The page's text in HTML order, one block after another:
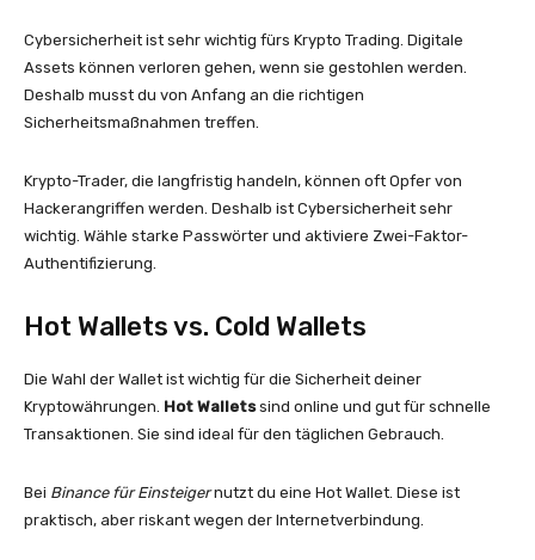
Cybersicherheit ist sehr wichtig fürs Krypto Trading. Digitale
Assets können verloren gehen, wenn sie gestohlen werden.
Deshalb musst du von Anfang an die richtigen
Sicherheitsmaßnahmen treffen.
Krypto-Trader, die langfristig handeln, können oft Opfer von
Hackerangriffen werden. Deshalb ist Cybersicherheit sehr
wichtig. Wähle starke Passwörter und aktiviere Zwei-Faktor-
Authentifizierung.
Hot Wallets vs. Cold Wallets
Die Wahl der Wallet ist wichtig für die Sicherheit deiner
Kryptowährungen. Hot Walletssind online und gut für schnelle
Transaktionen. Sie sind ideal für den täglichen Gebrauch.
Bei Binance für Einsteigernutzt du eine Hot Wallet. Diese ist
praktisch, aber riskant wegen der Internetverbindung.